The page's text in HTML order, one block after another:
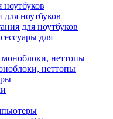
для ноутбуков
для ноутбуков
для
неттопы